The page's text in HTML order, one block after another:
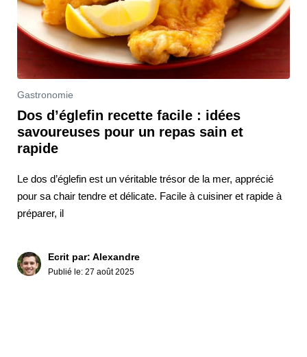
Gastronomie
Dos d’églefin recette facile : idées
savoureuses pour un repas sain et
rapide
Le dos d’églefin est un véritable trésor de la mer, apprécié
pour sa chair tendre et délicate. Facile à cuisiner et rapide à
préparer, il
Ecrit par: Alexandre
Publié le: 27 août 2025